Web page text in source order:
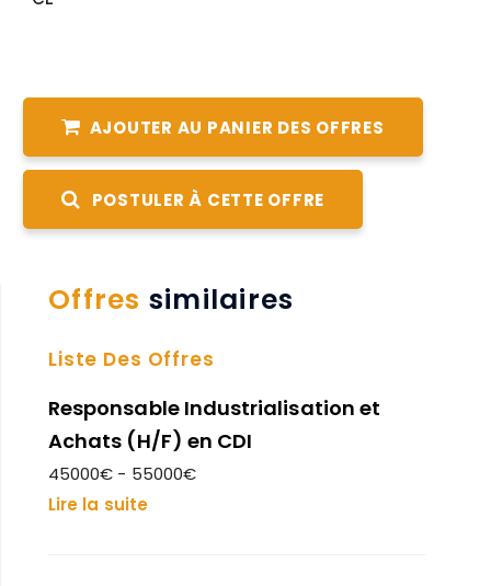
AJOUTER AU PANIER DES OFFRES
POSTULER À CETTE OFFRE
Offres similaires
Liste Des Offres
Responsable Industrialisation et
Achats (H/F) en CDI
45000€ - 55000€
Lire la suite